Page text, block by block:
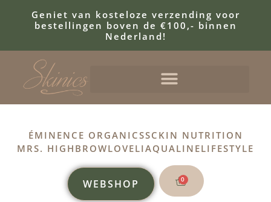
Geniet van kosteloze verzending voor
bestellingen boven de €100,- binnen
Nederland!
ÉMINENCE ORGANICSSCKIN NUTRITION
MRS. HIGHBROWLOVELIAQUALINELIFESTYLE
WEBSHOP 0